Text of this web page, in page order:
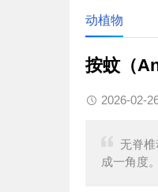
动植物
按蚊（
2026-02-
无脊
成一角度